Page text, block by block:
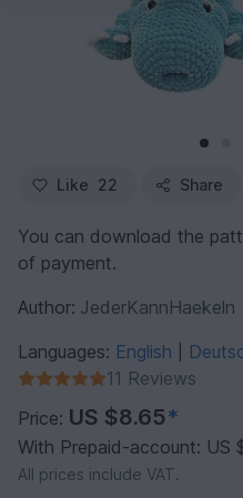
Like 22 Share
You can download the
of payment.
Author: JederKannHaekeln
Languages: English
11 Reviews
Price: US $8.65*
With Prepaid-account: US
All prices include VAT.